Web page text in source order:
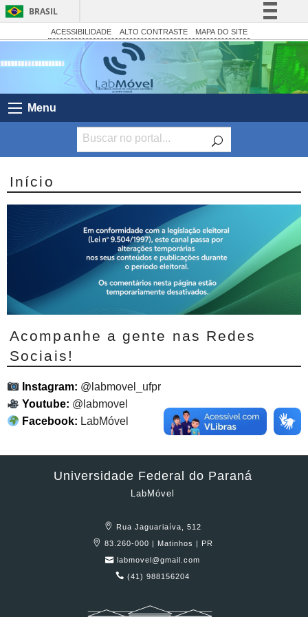
BRASIL
Simplifique!
Comunica BR
Participe
Acesso à informação
Canais
ACESSIBILIDADE ALTO CONTRASTE MAPA DO SITE
Menu
Início
Acompanhe a gente nas Redes
Sociais!
Instagram: @labmovel_ufpr
Youtube: @labmovel
Facebook: LabMóvel
Universidade Federal do Paraná
LabMóvel
Rua Jaguariaíva, 512
83.260-000 | Matinhos | PR
labmovel@gmail.com
(41) 988156204